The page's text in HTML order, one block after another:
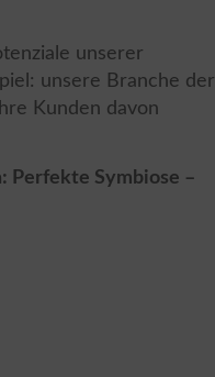
unserer
unsere Branche der
Kunden davon
Perfekte Symbiose –